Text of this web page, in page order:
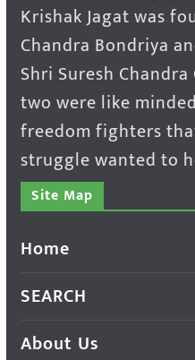
Krishak Jagat was
Chandra Bondriya
Shri Suresh
two were like
freedom fighters
struggle wanted to
Site Map
Home
SEARCH
About Us